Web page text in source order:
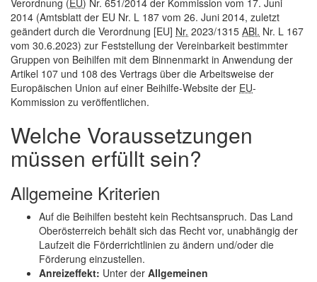
Verordnung (EU) Nr. 651/2014 der Kommission vom 17. Juni
2014 (Amtsblatt der EU Nr. L 187 vom 26. Juni 2014, zuletzt
geändert durch die Verordnung [EU] Nr. 2023/1315 ABl. Nr. L 167
vom 30.6.2023) zur Feststellung der Vereinbarkeit bestimmter
Gruppen von Beihilfen mit dem Binnenmarkt in Anwendung der
Artikel 107 und 108 des Vertrags über die Arbeitsweise der
Europäischen Union auf einer Beihilfe-Website der EU-
Kommission zu veröffentlichen.
Welche Voraussetzungen
müssen erfüllt sein?
Allgemeine Kriterien
Auf die Beihilfen besteht kein Rechtsanspruch. Das Land
Oberösterreich behält sich das Recht vor, unabhängig der
Laufzeit die Förderrichtlinien zu ändern und/oder die
Förderung einzustellen.
Anreizeffekt: Unter der Allgemeinen